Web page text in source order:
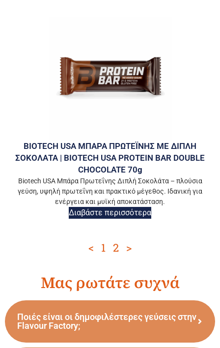
BIOTECH USA ΜΠΑΡΑ ΠΡΩΤΕΪΝΗΣ ΜΕ ΔΙΠΛΗ
ΣΟΚΟΛΑΤΑ | BIOTECH USA PROTEIN BAR DOUBLE
CHOCOLATE 70g
Biotech USA Μπάρα Πρωτεΐνης Διπλή Σοκολάτα – πλούσια
γεύση, υψηλή πρωτεΐνη και πρακτικό μέγεθος. Ιδανική για
ενέργεια και μυϊκή αποκατάσταση.
Διαβάστε περισσότερα
< 1 2 >
Μας ρωτάτε συχνά
Ποιές είναι οι δημοφιλέστερες γεύσεις στην
Flavour Factory;